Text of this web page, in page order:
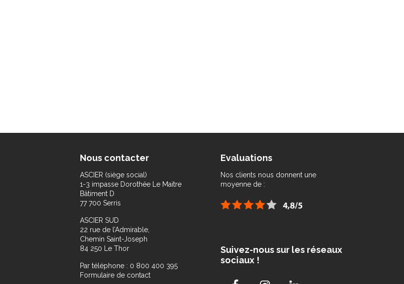
Nous contacter
ASCIER (siège social)
1-3 impasse Dorothée Le Maitre
Bâtiment D
77 700 Serris
ASCIER SUD
22 rue de l’Admirable,
Chemin Saint-Joseph
84 250 Le Thor
Par téléphone : 0 800 400 395
Formulaire de contact
Evaluations
Nos clients nous donnent une
moyenne de :
Suivez-nous sur les réseaux
sociaux !